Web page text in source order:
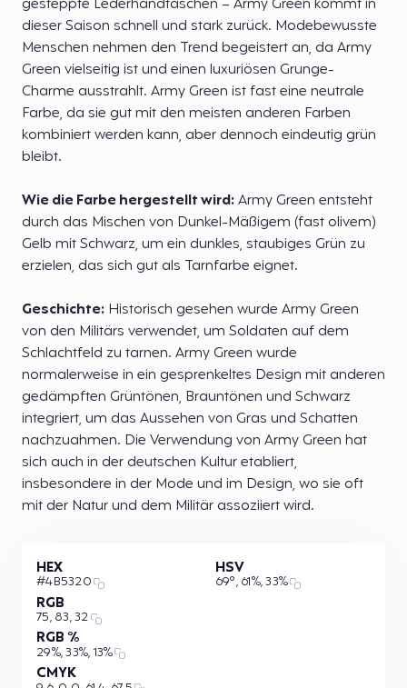
gesteppte Lederhandtaschen – Army Green kommt in
dieser Saison schnell und stark zurück. Modebewusste
Menschen nehmen den Trend begeistert an, da Army
Green vielseitig ist und einen luxuriösen Grunge-
Charme ausstrahlt. Army Green ist fast eine neutrale
Farbe, da sie gut mit den meisten anderen Farben
kombiniert werden kann, aber dennoch eindeutig grün
bleibt.
Wie die Farbe hergestellt wird:Army Green entsteht
durch das Mischen von Dunkel-Mäßigem (fast olivem)
Gelb mit Schwarz, um ein dunkles, staubiges Grün zu
erzielen, das sich gut als Tarnfarbe eignet.
Geschichte: Historisch gesehen wurde Army Green
von den Militärs verwendet, um Soldaten auf dem
Schlachtfeld zu tarnen. Army Green wurde
normalerweise in ein gesprenkeltes Design mit anderen
gedämpften Grüntönen, Brauntönen und Schwarz
integriert, um das Aussehen von Gras und Schatten
nachzuahmen. Die Verwendung von Army Green hat
sich auch in der deutschen Kultur etabliert,
insbesondere in der Mode und im Design, wo sie oft
mit der Natur und dem Militär assoziiert wird.
HEX
#4B5320
RGB
75, 83, 32
RGB %
29%, 33%, 13%
CMYK
HSV
69°, 61%, 33%